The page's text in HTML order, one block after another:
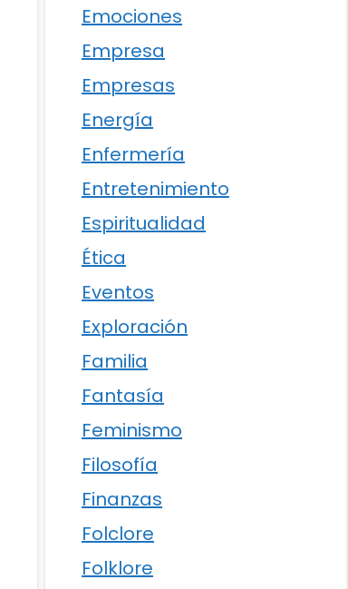
Emociones
Empresa
Empresas
Energía
Enfermería
Entretenimiento
Espiritualidad
Ética
Eventos
Exploración
Familia
Fantasía
Feminismo
Filosofía
Finanzas
Folclore
Folklore